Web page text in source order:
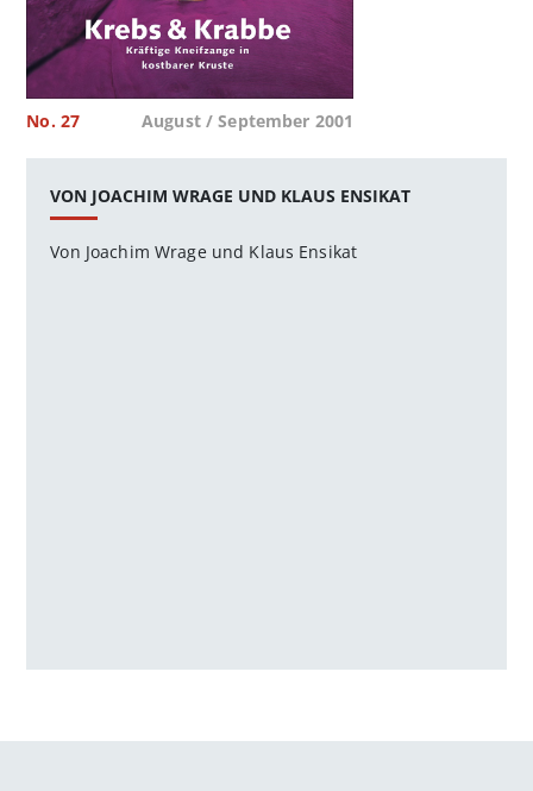
No. 27 August / September 2001
VON JOACHIM WRAGE UND KLAUS ENSIKAT
Von Joachim Wrage und Klaus Ensikat